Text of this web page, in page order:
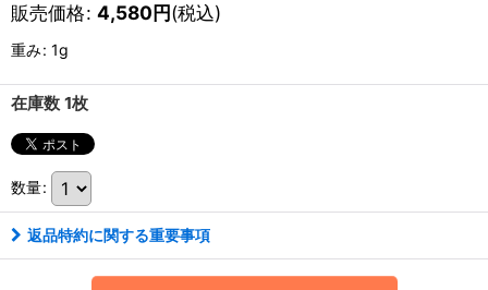
販売価格: 4,580円(税込)
重み: 1g
在庫数 1枚
数量:
返品特約に関する重要事項